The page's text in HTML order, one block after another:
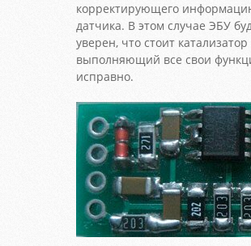
корректирующего
датчика. В этом случае ЭБУ
уверен, что стоит катализатор
выполняющий все свои
исправно.